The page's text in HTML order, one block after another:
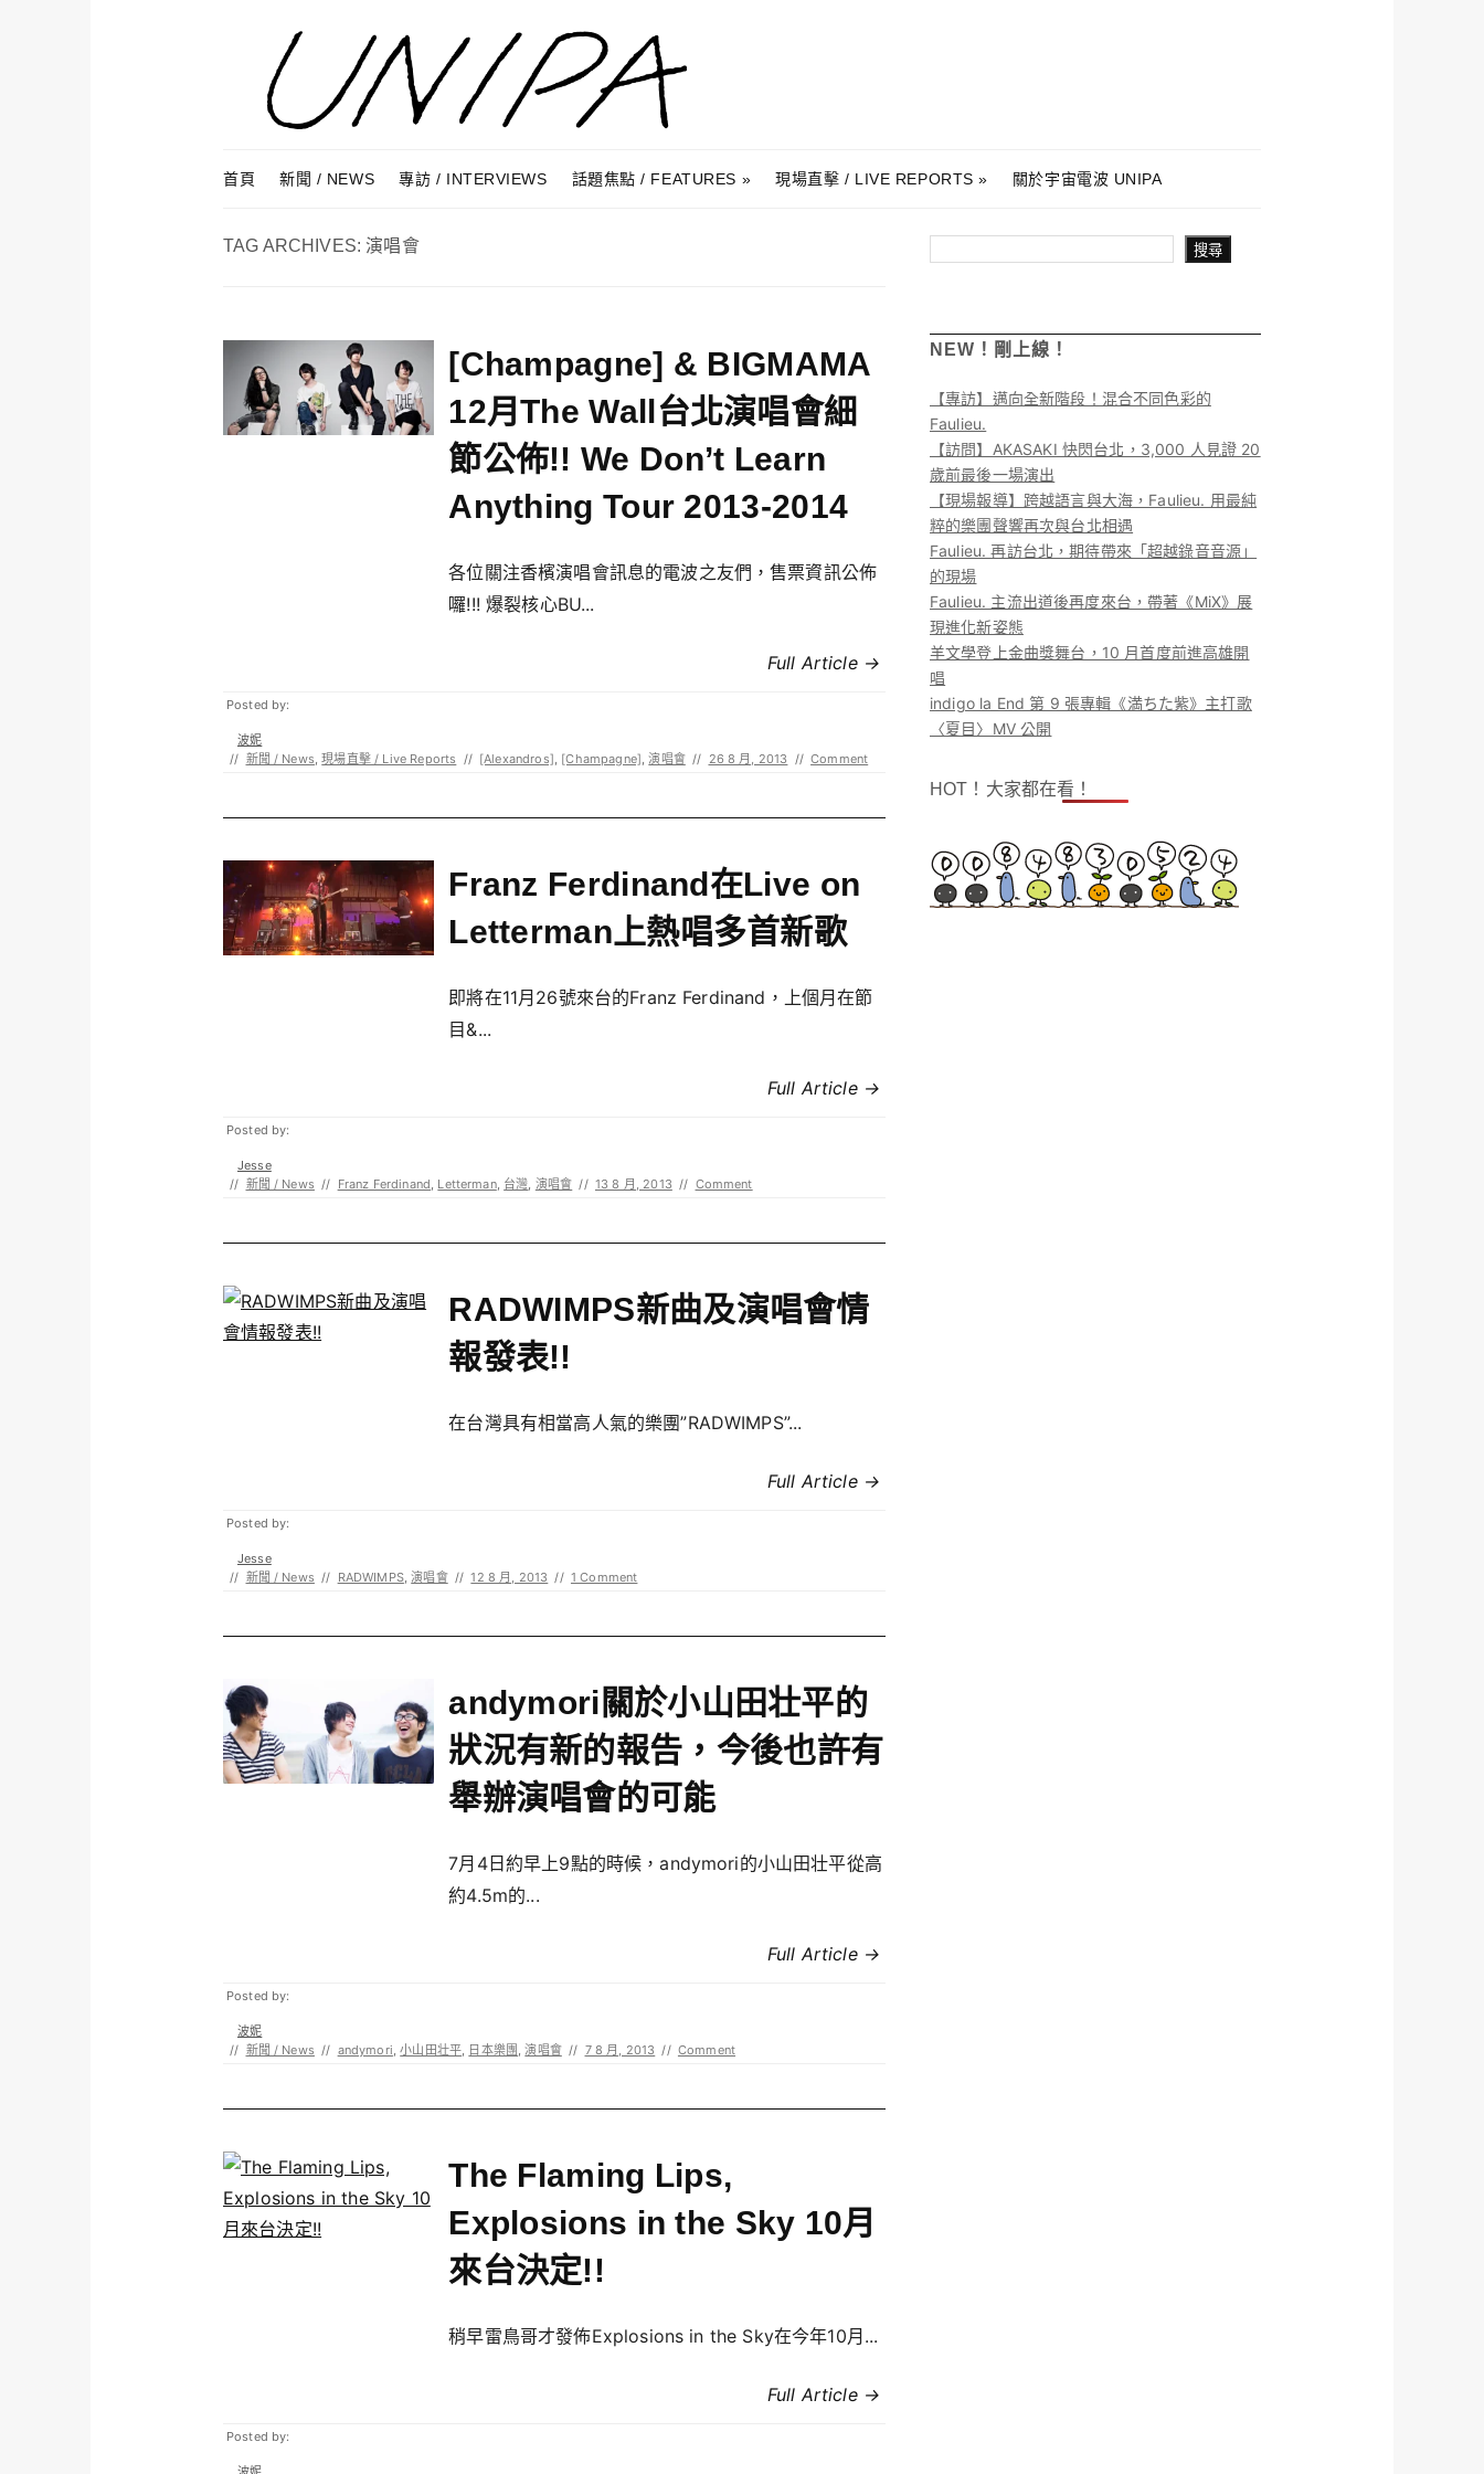
Menu
首頁
新聞 / NEWS 專訪 / INTERVIEWS 話題焦點 / FEATURES 現場直擊 / LIVE REPORTS 關於宇宙電波 UNIPA
TAG ARCHIVES: 演唱會
[Champagne] & BIGMAMA
12月The Wall台北演唱會細
節公佈!! We Don’t Learn
Anything Tour 2013-2014
各位關注香檳演唱會訊息的電波之友們，售票資訊公佈
囉!!! 爆裂核心BU...
Full Article →
Posted by:
波妮
// 新聞 / News,現場直擊 / Live Reports // [Alexandros], [Champagne],演唱會 // 26 8 月, 2013 // Comment
Franz Ferdinand在Live on
Letterman上熱唱多首新歌
即將在11月26號來台的Franz Ferdinand，上個月在節
目&...
Full Article →
Posted by:
Jesse
// 新聞 / News // Franz Ferdinand, Letterman, 台灣, 演唱會 // 13 8 月, 2013 // Comment
RADWIMPS新曲及演唱會情
報發表!!
在台灣具有相當高人氣的樂團”RADWIMPS”...
Full Article →
Posted by:
Jesse
// 新聞 / News // RADWIMPS,演唱會 // 12 8 月, 2013 // 1 Comment
andymori關於小山田壮平的
狀況有新的報告，今後也許有
舉辦演唱會的可能
7月4日約早上9點的時候，andymori的小山田壮平從高
約4.5m的...
Full Article →
Posted by:
波妮
// 新聞 / News // andymori,小山田壮平, 日本樂團 ,演唱會 // 7 8 月, 2013 // Comment
The Flaming Lips,
Explosions in the Sky 10月
來台決定!!
稍早雷鳥哥才發佈Explosions in the Sky在今年10月...
Full Article →
Posted by:
搜尋
NEW！剛上線！
【專訪】邁向全新階段！混合不同色彩的
Faulieu.
【訪問】AKASAKI 快閃台北，3,000 人見證 20
歲前最後一場演出
【現場報導】跨越語言與大海，Faulieu. 用最純
粹的樂團聲響再次與台北相遇
Faulieu. 再訪台北，期待帶來「超越錄音音源」
的現場
Faulieu. 主流出道後再度來台，帶著《MiX》展
現進化新姿態
羊文學登上金曲獎舞台，10 月首度前進高雄開
唱
indigo la End 第 9 張專輯《満ちた紫》主打歌
〈夏目〉MV 公開
HOT！大家都在看！